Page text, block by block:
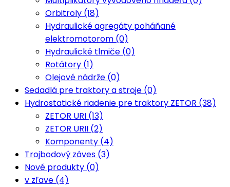
Orbitroly (18)
Hydraulické agregáty poháňané
elektromotorom (0)
Hydraulické tlmiče (0)
Rotátory (1)
Olejové nádrže (0)
Sedadlá pre traktory a stroje (0)
Hydrostatické riadenie pre traktory ZETOR (38)
ZETOR URI (13)
ZETOR URII (2)
Komponenty (4)
Trojbodový záves (3)
Nové produkty (0)
v zľave (4)